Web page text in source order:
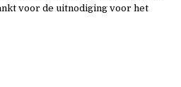
voor de uitnodiging voor het